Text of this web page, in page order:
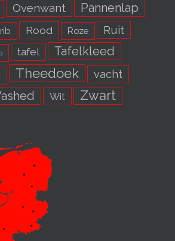
Ovenwant
Pannenlap
rib Rood Roze Ruit
tafel
Tafelkleed
Theedoek vacht
Wit Zwart